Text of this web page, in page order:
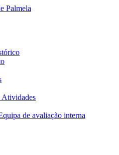
Atividades
de avaliação interna